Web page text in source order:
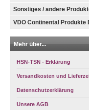
Sonstiges / andere
VDO Continental Produkte
Mehr über...
HSN-TSN - Erklärung
Versandkosten und
Datenschutzerklärung
Unsere AGB